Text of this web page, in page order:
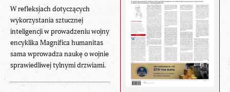
W refleksjach dotyczących
wykorzystania sztucznej
inteligencji w prowadzeniu wojny
encyklika Magnifica humanitas
sama wprowadza naukę o wojnie
sprawiedliwej tylnymi drzwiami.